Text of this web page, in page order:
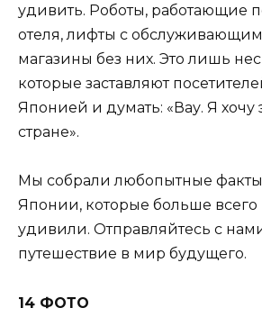
удивить. Роботы, работающие
отеля, лифты с
магазины без них. Это лишь
которые заставляют
Японией и думать: «Вау. Я хочу
стране».
Мы собрали любопытные
Японии, которые больше всего
удивили. Отправляйтесь с
путешествие в мир будущего.
14 ФОТО